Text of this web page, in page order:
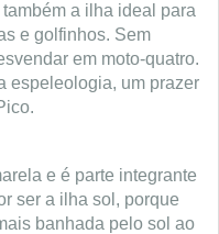
a ilha ideal para
e golfinhos. Sem
em moto-quatro.
espeleologia, um prazer
e é parte integrante
ser a ilha sol, porque
banhada pelo sol ao